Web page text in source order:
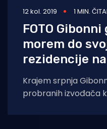
12 kol. 2019 1 MIN.
FOTO
morem do
rezidencije
Krajem srpnja
probranih izvođača
održanoj